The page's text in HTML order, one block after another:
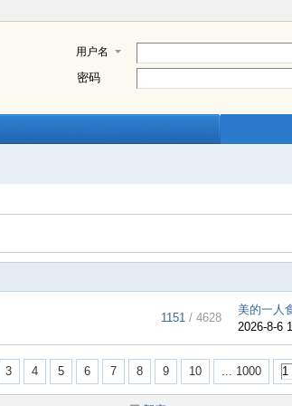
用户名
密码
1151 / 4628
美的一人
2026-8-6
3 4 5 6 7 8 9 10 ... 1000